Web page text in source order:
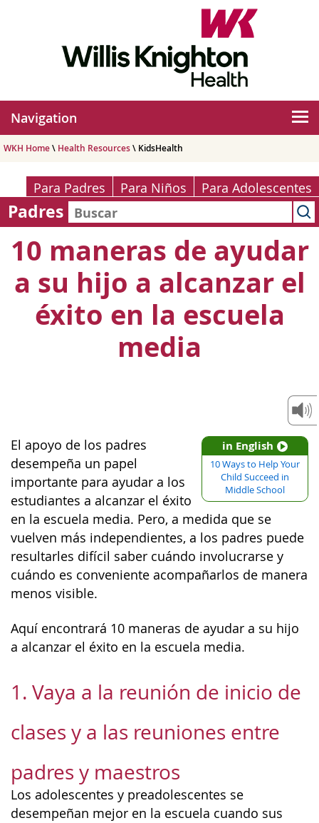
Navigation
WKH Home\ Health Resources\ KidsHealth
Para Padres Para Niños Para Adolescentes
Padres
10 maneras de ayudar
a su hijo a alcanzar el
éxito en la escuela
media
in English
10 Ways to Help Your
Child Succeed in
Middle School
El apoyo de los padres
desempeña un papel
importante para ayudar a los
estudiantes a alcanzar el éxito
en la escuela media. Pero, a medida que se
vuelven más independientes, a los padres puede
resultarles difícil saber cuándo involucrarse y
cuándo es conveniente acompañarlos de manera
menos visible.
Aquí encontrará 10 maneras de ayudar a su hijo
a alcanzar el éxito en la escuela media.
1. Vaya a la reunión de inicio de
clases y a las reuniones entre
padres y maestros
Los adolescentes y preadolescentes se
desempeñan mejor en la escuela cuando sus